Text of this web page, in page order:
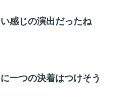
感じの演出だったね
一つの決着はつけそう